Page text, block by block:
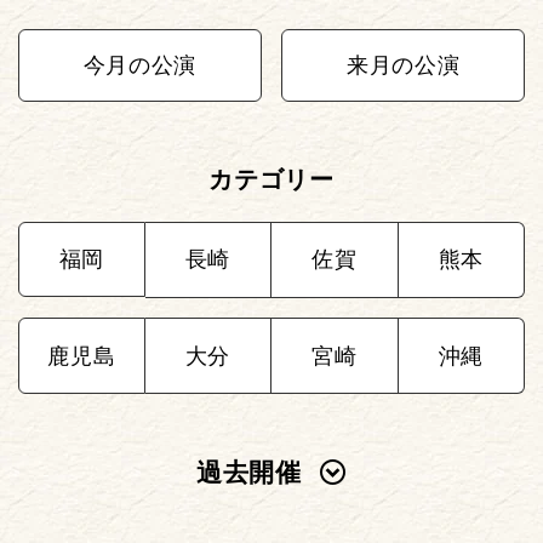
今月の公演 来月の公演
カテゴリー
福岡 長崎 佐賀 熊本
鹿児島 大分 宮崎 沖縄
過去開催